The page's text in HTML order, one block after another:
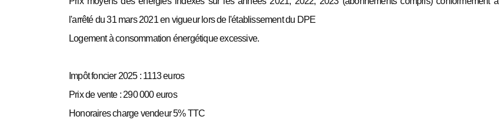
l'arrêté du 31 mars 2021 en vigueur lors de l'établissement du DPE
Logement à consommation énergétique excessive.
Impôt foncier 2025 : 1113 euros
Prix de vente : 290 000 euros
Honoraires charge vendeur 5% TTC